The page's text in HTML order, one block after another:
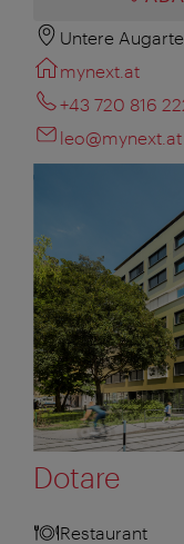
Untere
mynext.at
+43 720 816
leo@mynext.at
Dotare
Restaurant